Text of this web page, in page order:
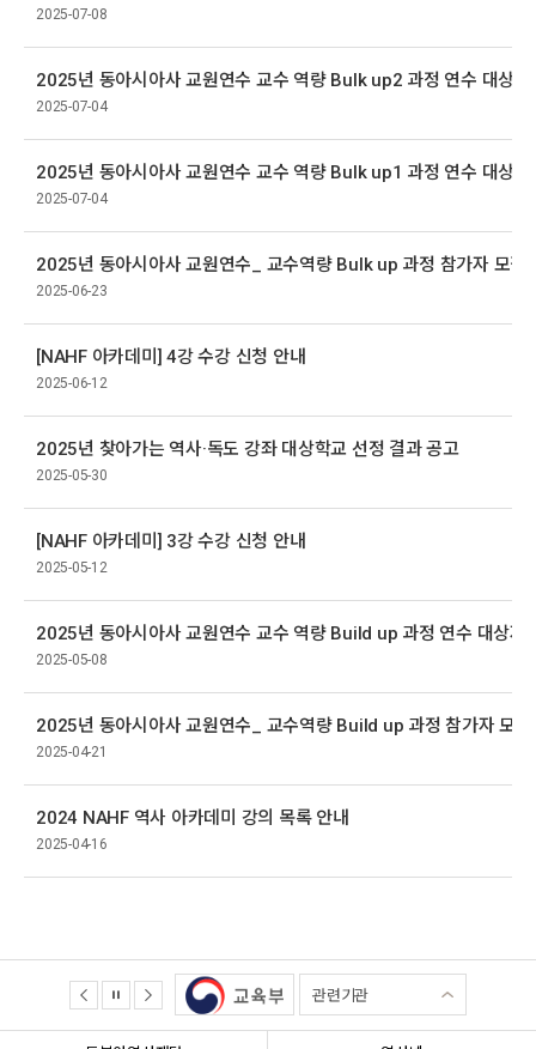
2025-07-08
2025년 동아시아사 교원연수 교수 역량 Bulk up2 과정 연수 대상자
2025-07-04
2025년 동아시아사 교원연수 교수 역량 Bulk up1 과정 연수 대상자
2025-07-04
2025년 동아시아사 교원연수_ 교수역량 Bulk up 과정 참가자 모집
2025-06-23
[NAHF 아카데미] 4강 수강 신청 안내
2025-06-12
2025년 찾아가는 역사·독도 강좌 대상학교 선정 결과 공고
2025-05-30
[NAHF 아카데미] 3강 수강 신청 안내
2025-05-12
2025년 동아시아사 교원연수 교수 역량 Build up 과정 연수 대상자
2025-05-08
2025년 동아시아사 교원연수_ 교수역량 Build up 과정 참가자 모집
2025-04-21
2024 NAHF 역사 아카데미 강의 목록 안내
2025-04-16
관련기관